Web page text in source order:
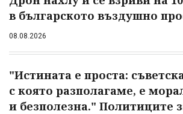
в българското въздушно
08.08.2026
"Истината е проста:
с която разполагаме, е
и безполезна." Политиците